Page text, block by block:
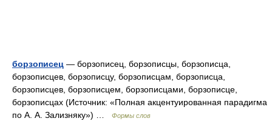
борзописец — борзописец, борзописцы, борзописца,
борзописцев, борзописцу, борзописцам, борзописца,
борзописцев, борзописцем, борзописцами, борзописце,
борзописцах (Источник: «Полная акцентуированная парадигма
по А. А. Зализняку») …
Формы слов